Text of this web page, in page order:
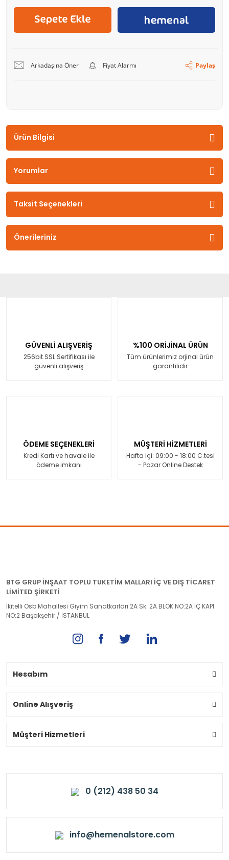
Arkadaşına Öner Fiyat Alarmı Paylaş
Ürün Bilgisi
Yorumlar
Taksit Seçenekleri
Önerileriniz
GÜVENLİ ALIŞVERİŞ
256bit SSL Sertifikası ile
güvenli alışveriş
%100 ORİJİNAL ÜRÜN
Tüm ürünlerimiz orjinal ürün
garantilidir
ÖDEME SEÇENEKLERİ
Kredi Kartı ve havale ile
ödeme imkanı
MÜŞTERİ HİZMETLERİ
Hafta içi: 09:00 - 18:00 C.tesi
- Pazar Online Destek
BTG GRUP İNŞAAT TOPLU TUKETİM MALLARI İÇ VE DIŞ TİCARET
LİMİTED ŞİRKETİ
İkitelli Osb Mahallesi Giyim Sanatkarları 2A Sk. 2A BLOK NO:2A İÇ KAPI
NO:2 Başakşehir / İSTANBUL
Hesabım
Online Alışveriş
Müşteri Hizmetleri
0 (212) 438 50 34
info@hemenalstore.com